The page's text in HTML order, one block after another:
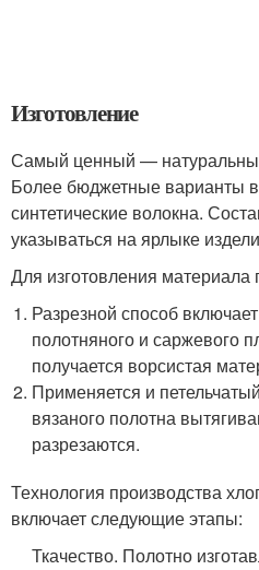
Изготовление
Самый ценный —
Более бюджетные варианты
синтетические волокна.
указываться на ярлыке
Для изготовления
Разрезной способ
полотняного и саржевого
получается ворсистая
Применяется и
вязаного полотна
разрезаются.
Технология производства
включает следующие этапы:
Ткачество. Полотно